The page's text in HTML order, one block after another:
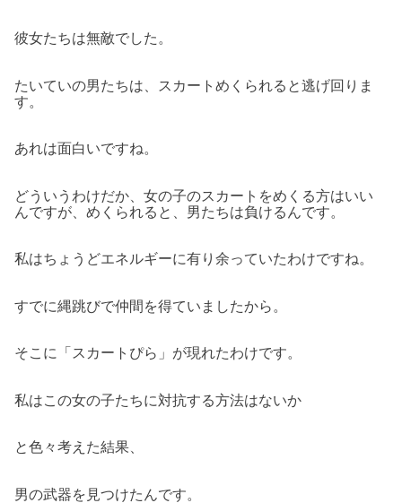
彼女たちは無敵でした。
たいていの男たちは、スカートめくられると逃げ回りま
す。
あれは面白いですね。
どういうわけだか、女の子のスカートをめくる方はいい
んですが、めくられると、男たちは負けるんです。
私はちょうどエネルギーに有り余っていたわけですね。
すでに縄跳びで仲間を得ていましたから。
そこに「スカートぴら」が現れたわけです。
私はこの女の子たちに対抗する方法はないか
と色々考えた結果、
男の武器を見つけたんです。